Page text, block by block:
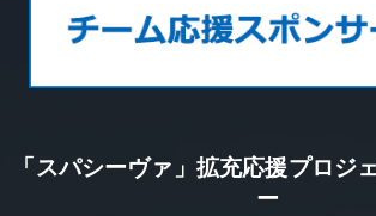
「スパシーヴァ」拡充応援プロジ
ー